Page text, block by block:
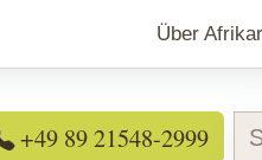
Über
+49 89 21548-2999